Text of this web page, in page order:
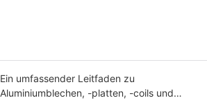
Ein umfassender Leitfaden zu
Aluminiumblechen, -platten, -coils und